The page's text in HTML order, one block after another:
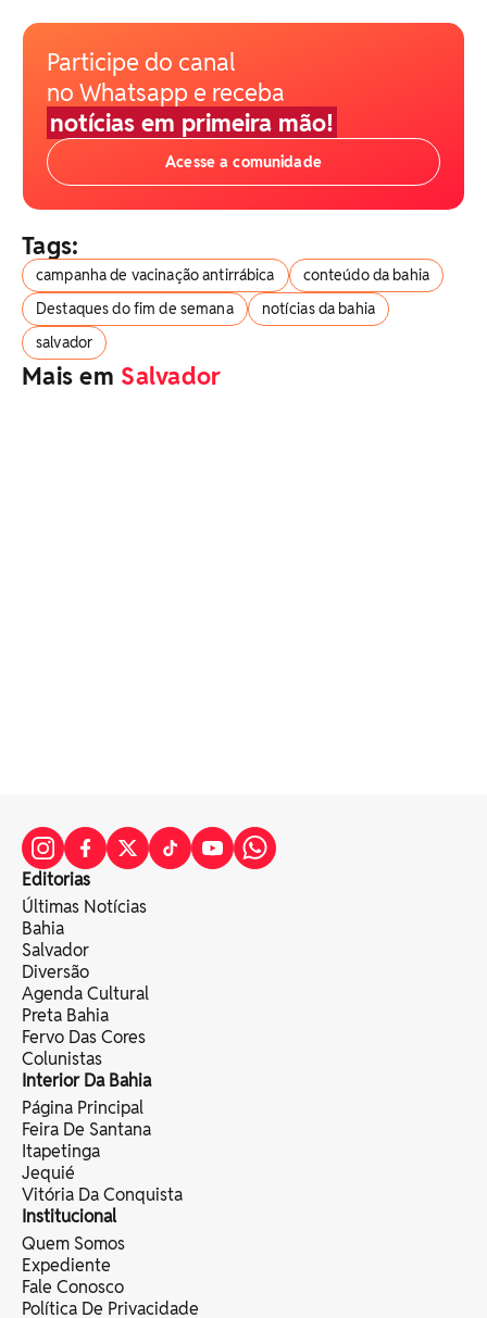
Participe do canal
no Whatsapp e receba
notícias em primeira mão!
Acesse a comunidade
Tags:
campanha de vacinação antirrábica
conteúdo da bahia
Destaques do fim de semana
notícias da bahia
salvador
Mais em Salvador
Editorias
Últimas Notícias
Bahia
Salvador
Diversão
Agenda Cultural
Preta Bahia
Fervo Das Cores
Colunistas
Interior Da Bahia
Página Principal
Feira De Santana
Itapetinga
Jequié
Vitória Da Conquista
Institucional
Quem Somos
Expediente
Fale Conosco
Política De Privacidade